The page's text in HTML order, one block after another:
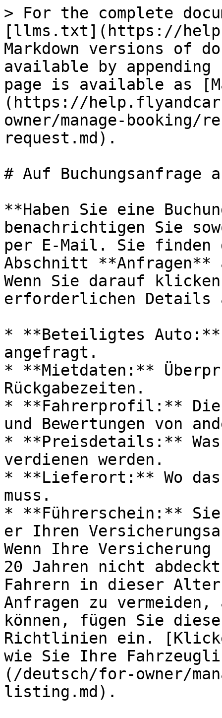
> For the complete
[llms.txt](https://
Markdown versions of
available by
page is available as
(https://
owner/manage-booking/
request.md).
# Auf Buchungsanfrage
**Haben Sie eine
benachrichtigen Sie
per E-Mail. Sie finden
Abschnitt
Wenn Sie darauf
erforderlichen Details
* **Beteiligtes Auto:**
angefragt.
* **Mietdaten:**
Rückgabezeiten.
* **Fahrerprofil:**
und Bewertungen von
* **Preisdetails:**
verdienen werden.
* **Lieferort:** Wo
muss.
* **Führerschein:**
er Ihren
Wenn Ihre
20 Jahren nicht
Fahrern in dieser
Anfragen zu
können, fügen Sie
Richtlinien ein.
wie Sie Ihre
(/deutsch/for-owner/
listing.md).